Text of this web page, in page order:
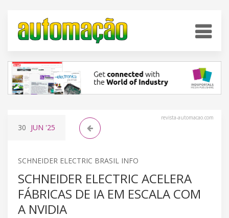
revista-automacao.com
30 JUN '25
SCHNEIDER ELECTRIC BRASIL INFO
SCHNEIDER ELECTRIC ACELERA
FÁBRICAS DE IA EM ESCALA COM
A NVIDIA